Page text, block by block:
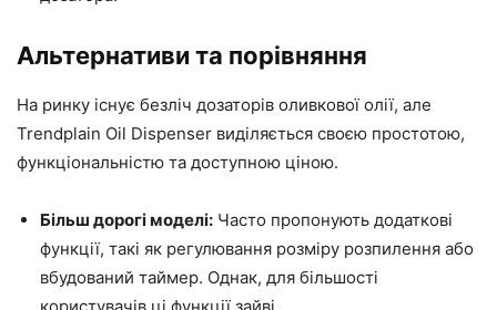
Альтернативи та порівняння
На ринку існує безліч дозаторів оливкової олії, але
Trendplain Oil Dispenser виділяється своєю простотою,
функціональністю та доступною ціною.
Більш дорогі моделі: Часто пропонують додаткові
функції, такі як регулювання розміру розпилення або
вбудований таймер. Однак, для більшості